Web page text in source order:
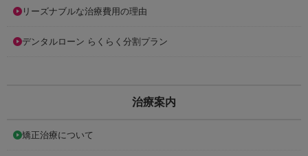
リーズナブルな治療費用の理由
デンタルローン らくらく分割プラン
治療案内
矯正治療について